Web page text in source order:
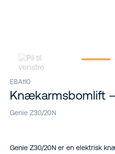
EBA110
Knækarmsbomlift –
Genie Z30/20N
Genie Z30/20N er en elektrisk